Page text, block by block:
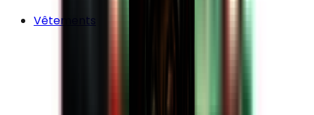
Vêtements